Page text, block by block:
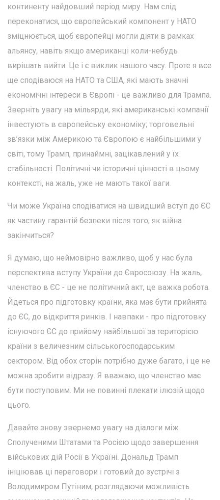
континенту найдовший період миру. Нам слід
переконатися, що європейський компонент у НАТО
зміцнюється, щоб європейці могли діяти в рамках
альянсу, навіть якщо американці коли-небудь
вирішать вийти. Це і є виклик нашого часу. Проте я все
ще сподіваюся на НАТО та США, які мають значні
економічні інтереси в Європі - це важливо для Трампа.
Зверніть увагу на мільярди, які американські компанії
інвестують в європейську економіку; торговельні
зв’язки між Америкою та Європою є найбільшими у
світі, тому Трамп, принаймні, зацікавлений у їх
стабільності. Політичні чи історичні цінності в цьому
контексті, на жаль, уже не мають такої ваги.
Чи може Україна сподіватися на швидший вступ до ЄС
як частину гарантій безпеки після того, як війна
закінчиться?
Я думаю, що неймовірно важливо, щоб у нас була
перспектива вступу України до Євросоюзу. На жаль,
членство в ЄС - це не політичний акт, це важка робота.
Йдеться про підготовку країни, яка має бути прийнята
до ЄС, до відкриття ринків. І навпаки - про підготовку
існуючого ЄС до прийому найбільшої за територією
країни з величезним сільськогосподарським
сектором. Від обох сторін потрібно дуже багато, і це не
можна зробити відразу. Я вважаю, що членство має
бути поступовим. Ми не повинні плекати ілюзій щодо
цього.
Давайте знову звернемо увагу на діалоги між
Сполученими Штатами та Росією щодо завершення
військових дій Росії в Україні. Дональд Трамп
ініціював ці переговори і готовий до зустрічі з
Володимиром Путіним, розглядаючи можливість